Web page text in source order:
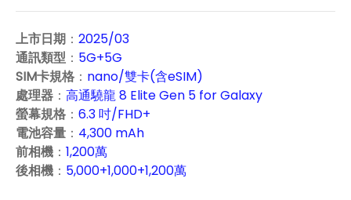
上市日期 ： 2025/03
通訊類型 ： 5G+5G
SIM卡規格 ： nano/雙卡(含eSIM)
處理器 ： 高通驍龍 8 Elite Gen 5 for Galaxy
螢幕規格 ： 6.3 吋/FHD+
電池容量 ： 4,300 mAh
前相機 ： 1,200萬
後相機 ： 5,000+1,000+1,200萬